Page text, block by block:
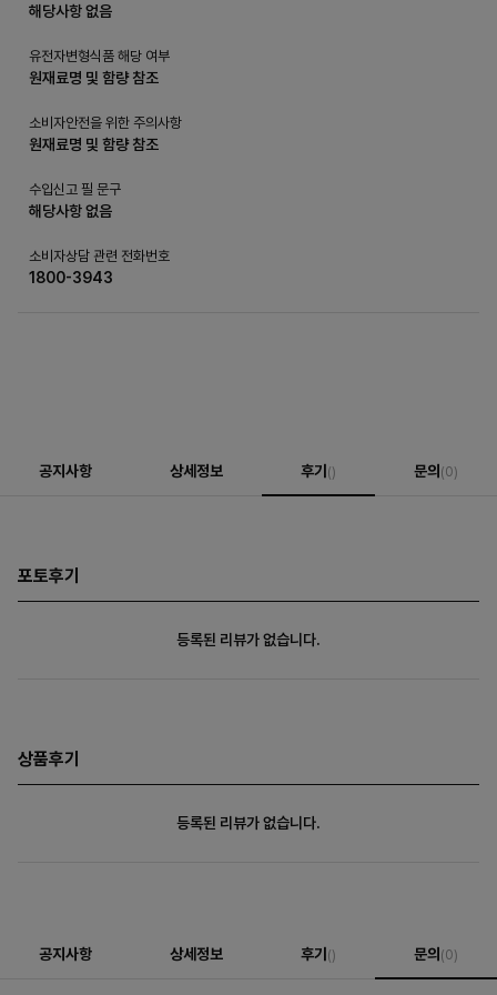
해당사항 없음
유전자변형식품 해당 여부
원재료명 및 함량 참조
소비자안전을 위한 주의사항
원재료명 및 함량 참조
수입신고 필 문구
해당사항 없음
소비자상담 관련 전화번호
1800-3943
공지사항 상세정보 후기 () 문의 (0)
포토후기
등록된 리뷰가 없습니다.
상품후기
등록된 리뷰가 없습니다.
공지사항 상세정보 후기 () 문의 (0)